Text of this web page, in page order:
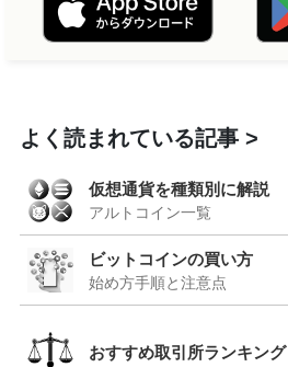
よく読まれている記事
仮想通貨を種類別に解説
アルトコイン一覧
ビットコインの買い方
始め方手順と注意点
おすすめ取引所ランキング